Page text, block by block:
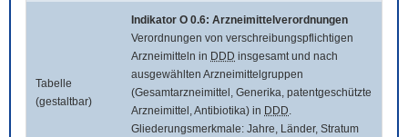
Tabelle
(gestaltbar)
Indikator O 0.6: Arzneimittelverordnungen
Verordnungen von verschreibungspflichtigen
Arzneimitteln in DDD insgesamt und nach
ausgewählten Arzneimittelgruppen
(Gesamtarzneimittel, Generika, patentgeschützte
Arzneimittel, Antibiotika) in DDD.
Gliederungsmerkmale: Jahre, Länder, Stratum